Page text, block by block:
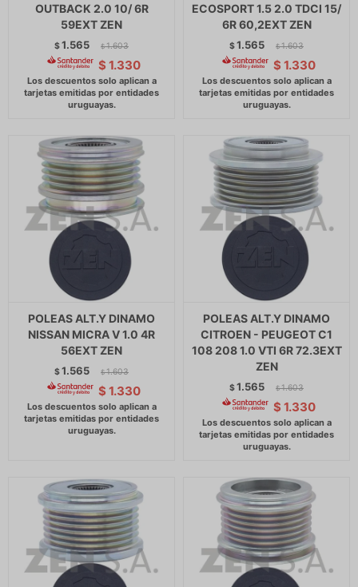
OUTBACK 2.0 10/ 6R
59EXT ZEN
$1.565 $ 1.603
$ 1.330
ECOSPORT 1.5 2.0 TDCI 15/
6R 60,2EXT ZEN
$1.565 $ 1.603
$ 1.330
POLEAS ALT.Y DINAMO
NISSAN MICRA V 1.0 4R
56EXT ZEN
$1.565 $ 1.603
$ 1.330
POLEAS ALT.Y DINAMO
CITROEN - PEUGEOT C1
108 208 1.0 VTI 6R 72.3EXT
ZEN
$1.565 $ 1.603
$ 1.330